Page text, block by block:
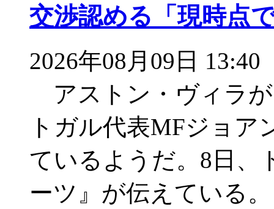
交渉認める「現時点
2026年08月09日 13:40
アストン・ヴィラ
トガル代表MFジョア
ているようだ。8日、
ーツ』が伝えている